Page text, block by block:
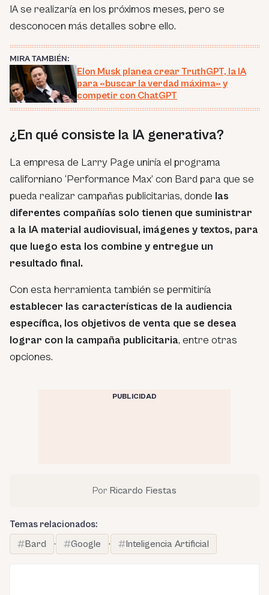
IA se realizaría en los próximos meses, pero se
desconocen más detalles sobre ello.
MIRA TAMBIÉN:
Elon Musk planea crear TruthGPT, la IA
para «buscar la verdad máxima» y
competir con ChatGPT
¿En qué consiste la IA generativa?
La empresa de Larry Page uniría el programa
californiano ‘Performance Max’ con Bard para que se
pueda realizar campañas publicitarias, donde las
diferentes compañías solo tienen que suministrar
a la IA material audiovisual, imágenes y textos, para
que luego esta los combine y entregue un
resultado final.
Con esta herramienta también se permitiría
establecer las características de la audiencia
específica, los objetivos de venta que se desea
lograr con la campaña publicitaria, entre otras
opciones.
PUBLICIDAD
Por Ricardo Fiestas
Temas relacionados:
Bard
· Google · Inteligencia Artificial